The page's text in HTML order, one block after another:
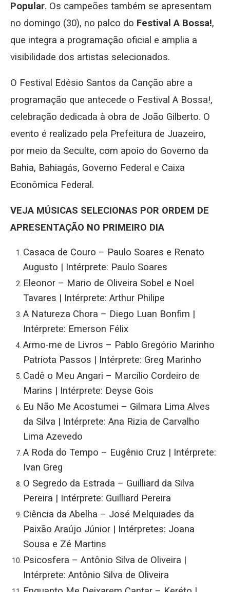
Popular. Os campeões também se apresentam
no domingo (30), no palco do Festival A Bossa!,
que integra a programação oficial e amplia a
visibilidade dos artistas selecionados.
O Festival Edésio Santos da Canção abre a
programação que antecede o Festival A Bossa!,
celebração dedicada à obra de João Gilberto. O
evento é realizado pela Prefeitura de Juazeiro,
por meio da Seculte, com apoio do Governo da
Bahia, Bahiagás, Governo Federal e Caixa
Econômica Federal.
VEJA MÚSICAS SELECIONAS POR ORDEM DE
APRESENTAÇÃO NO PRIMEIRO DIA
Casaca de Couro – Paulo Soares e Renato
Augusto | Intérprete: Paulo Soares
Eleonor – Mario de Oliveira Sobel e Noel
Tavares | Intérprete: Arthur Philipe
A Natureza Chora – Diego Luan Bonfim |
Intérprete: Emerson Félix
Armo-me de Livros – Pablo Gregório Marinho
Patriota Passos | Intérprete: Greg Marinho
Cadê o Meu Angari – Marcílio Cordeiro de
Marins | Intérprete: Deyse Gois
Eu Não Me Acostumei – Gilmara Lima Alves
da Silva | Intérprete: Ana Rizia de Carvalho
Lima Azevedo
A Roda do Tempo – Eugênio Cruz | Intérprete:
Ivan Greg
O Segredo da Estrada – Guilliard da Silva
Pereira | Intérprete: Guilliard Pereira
Ciência da Abelha – José Melquiades da
Paixão Araújo Júnior | Intérpretes: Joana
Sousa e Zé Martins
Psicosfera – Antônio Silva de Oliveira |
Intérprete: Antônio Silva de Oliveira